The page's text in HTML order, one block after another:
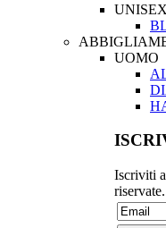
UNISEX
UOMO
Iscriviti